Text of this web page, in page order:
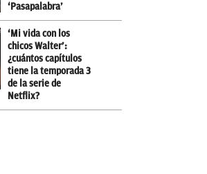
‘Pasapalabra’
‘Mi vida con los
chicos Walter’:
¿cuántos capítulos
tiene la temporada 3
de la serie de
Netflix?